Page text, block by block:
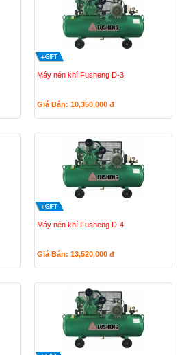
Máy nén khí Fusheng D-3
Giá Bán: 10,350,000 đ
Máy nén khí Fusheng D-4
Giá Bán: 13,520,000 đ